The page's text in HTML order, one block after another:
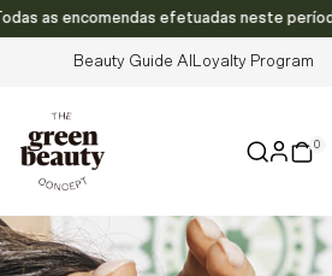
as encomendas efetuadas neste
Beauty Guide AI Loyalty Program
0